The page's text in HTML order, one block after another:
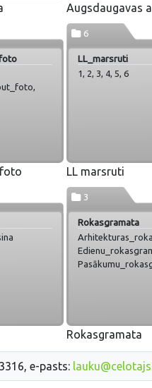
Augsdaugavas
foto
6
LL_marsruti
1, 2, 3, 4, 5, 6
LL marsruti
3
Rokasgramata
Rokasgramata
e-pasts: